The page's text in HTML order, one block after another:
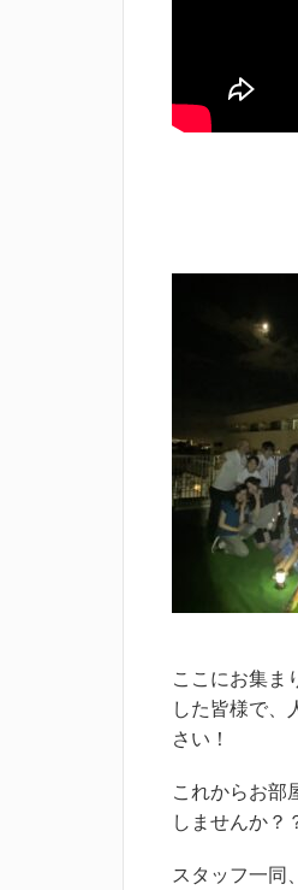
ここにお集ま
した皆様で、
さい！
これからお部
しませんか？
スタッフ一同